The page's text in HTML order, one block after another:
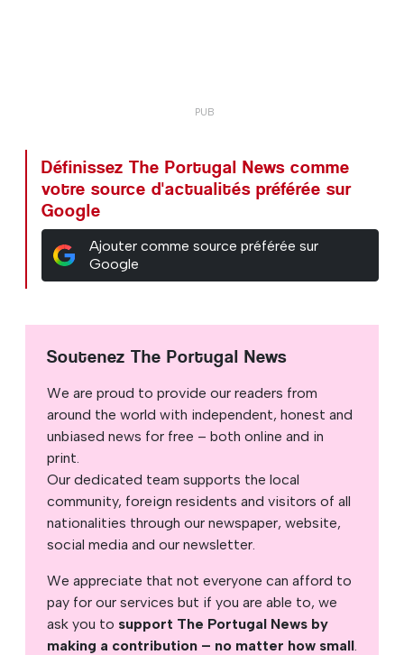
Définissez The Portugal News comme
votre source d'actualités préférée sur
Google
Ajouter comme source préférée sur
Google
Soutenez The Portugal News
We are proud to provide our readers from
around the world with independent, honest and
unbiased news for free – both online and in
print.
Our dedicated team supports the local
community, foreign residents and visitors of all
nationalities through our newspaper, website,
social media and our newsletter.
We appreciate that not everyone can afford to
pay for our services but if you are able to, we
ask you to support The Portugal News by
making a contribution – no matter how small.